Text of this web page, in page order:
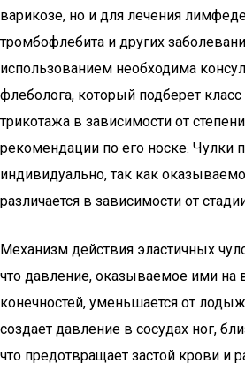
варикозе, но и для лечения
тромбофлебита и других
использованием необходима
флеболога, который подберет
трикотажа в зависимости от
рекомендации по его носке. Чулки
индивидуально, так как
различается в зависимости от
Механизм действия эластичных
что давление, оказываемое ими
конечностей, уменьшается от
создает давление в сосудах ног,
что предотвращает застой крови и